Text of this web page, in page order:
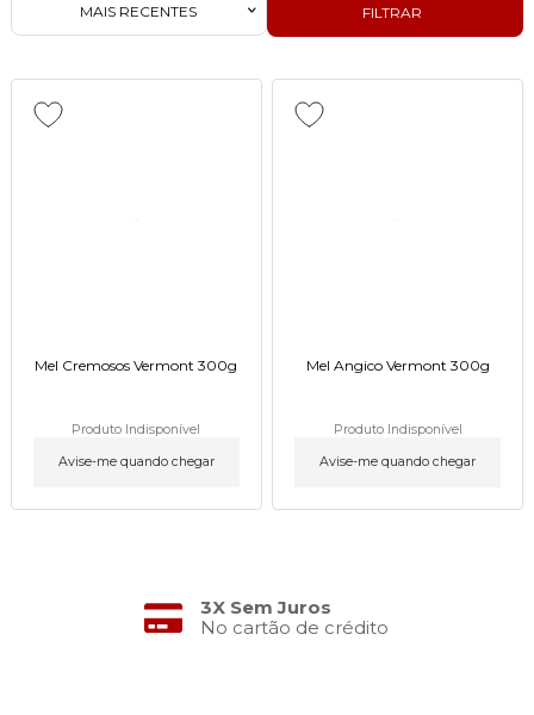
FILTRAR
MAIS RECENTES
Mel Cremosos Vermont 300g
Produto Indisponível
Avise-me quando chegar
Mel Angico Vermont 300g
Produto Indisponível
Avise-me quando chegar
3X Sem Juros
No cartão de crédito